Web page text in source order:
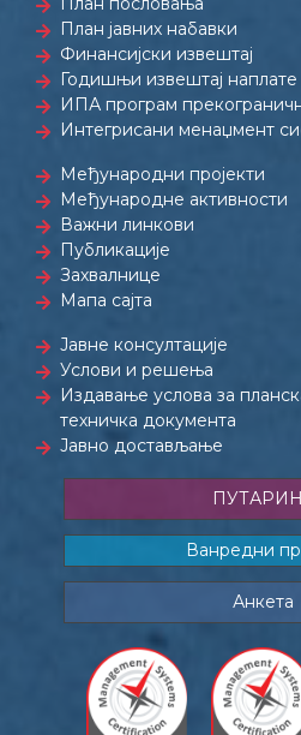
План јавних набавки
Финансијски извештај
Годишњи извештај
ИПА програм
Интегрисани менаџмент
Међународни пројекти
Међународне активности
Важни линкови
Публикације
Захвалнице
Мапа сајта
Јавне консултације
Услови и решења
Издавање услова за
техничка документа
Јавно достављање
Ванредни
Анкета